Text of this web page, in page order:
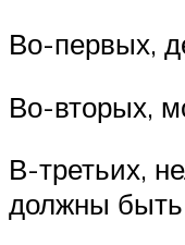
Во-первых,
Во-вторых,
В-третьих,
должны быть